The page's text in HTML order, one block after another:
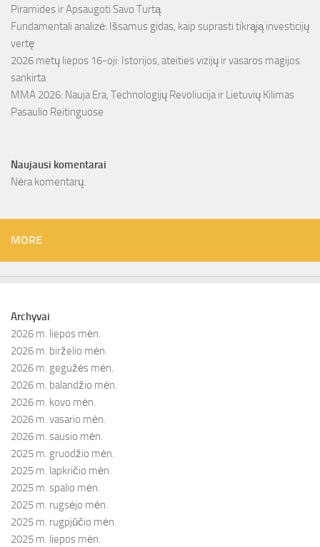
Piramides ir Apsaugoti Savo Turtą
Fundamentali analizė: Išsamus gidas, kaip suprasti tikrąją investicijų
vertę
2026 metų liepos 16-oji: Istorijos, ateities vizijų ir vasaros magijos
sankirta
MMA 2026: Nauja Era, Technologijų Revoliucija ir Lietuvių Kilimas
Pasaulio Reitinguose
Naujausi komentarai
Nėra komentarų.
MORE
Archyvai
2026 m. liepos mėn.
2026 m. birželio mėn.
2026 m. gegužės mėn.
2026 m. balandžio mėn.
2026 m. kovo mėn.
2026 m. vasario mėn.
2026 m. sausio mėn.
2025 m. gruodžio mėn.
2025 m. lapkričio mėn.
2025 m. spalio mėn.
2025 m. rugsėjo mėn.
2025 m. rugpjūčio mėn.
2025 m. liepos mėn.